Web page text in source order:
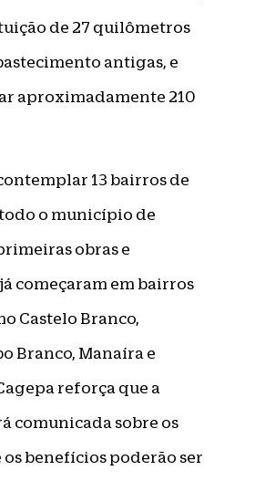
de 27 quilômetros
antigas, e
aproximadamente 210
13 bairros de
todo o município de
obras e
começaram em bairros
Castelo Branco,
Branco, Manaíra e
reforça que a
comunicada sobre os
os benefícios poderão ser